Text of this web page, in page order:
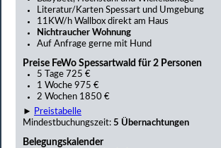
Literatur/Karten Spessart und Umgebung
11KW/h Wallbox direkt am Haus
Nichtraucher Wohnung
Auf Anfrage gerne mit Hund
Preise FeWo Spessartwald für 2 Personen
5 Tage 725 €
1 Woche 975 €
2 Wochen 1850 €
►
Preistabelle
Mindestbuchungszeit: 5 Übernachtungen
Belegungskalender